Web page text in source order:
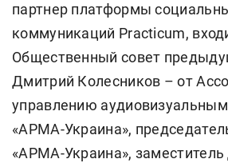
партнер платформы
коммуникаций Practicum,
Общественный совет
Дмитрий Колесников – от
управлению
«АРМА-Украина»,
«АРМА-Украина», заместитель